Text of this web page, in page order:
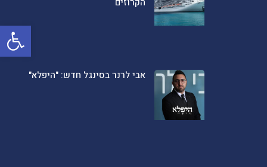
פתח
אבי לרנר בסינגל חדש: "היפלא"